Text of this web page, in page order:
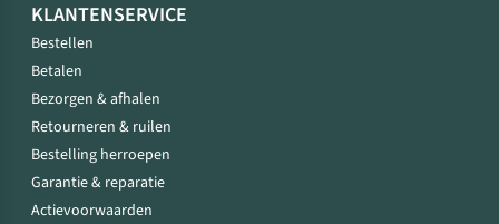
KLANTENSERVICE
Bestellen
Betalen
Bezorgen & afhalen
Retourneren & ruilen
Bestelling herroepen
Garantie & reparatie
Actievoorwaarden